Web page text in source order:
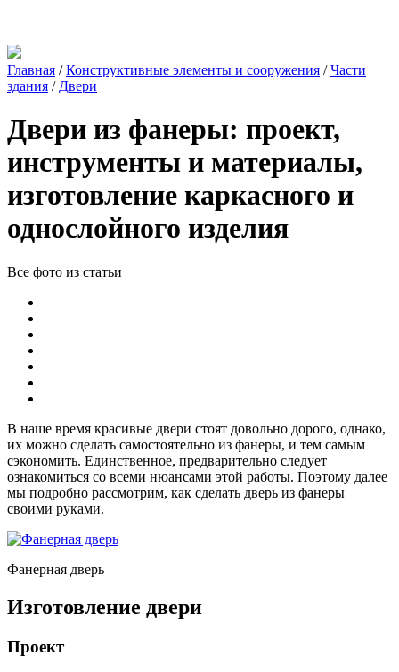
Главная /Конструктивные элементы и сооружения /Части
здания / Двери
Двери из фанеры: проект,
инструменты и материалы,
изготовление каркасного и
однослойного изделия
Все фото из статьи
В наше время красивые двери стоят довольно дорого, однако,
их можно сделать самостоятельно из фанеры, и тем самым
сэкономить. Единственное, предварительно следует
ознакомиться со всеми нюансами этой работы. Поэтому далее
мы подробно рассмотрим, как сделать дверь из фанеры
своими руками.
Фанерная дверь
Изготовление двери
Проект